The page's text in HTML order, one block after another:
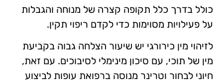
כולל בדרך כלל תקופה קצרה של מנוחה והגבלות
על פעילויות מסוימות כדי לקדם ריפוי תקין.
לזיהוי מין כירורגי יש שיעור הצלחה גבוה בקביעת
מין של תוכי, עם סיכון מינימלי לסיבוכים. עם זאת,
חיוני לבחור וטרינר מנוסה ברפואת עופות לביצוע